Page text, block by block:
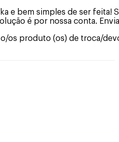
e bem simples de ser
é por nossa conta.
o/os produto (os) de troca/